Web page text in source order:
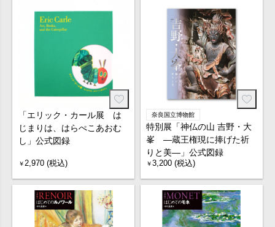
「エリック・カール展 は
じまりは、はらぺこあおむ
し」公式図録
￥2,970 (税込)
奈良国立博物館
特別展「神仏の山 吉野・大
峯 ―蔵王権現に捧げた祈
りと美―」公式図録
￥3,200 (税込)